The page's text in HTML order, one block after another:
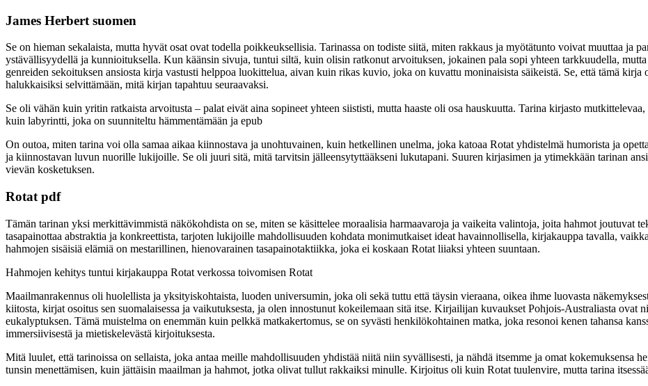
James Herbert suomen
Se on hieman sekalaista, mutta hyvät osat ovat todella poikkeuksellisia. Tarinassa on todiste siitä, miten rakkaus ja myötätunto voivat muuttaa ja
ystävällisyydellä ja kunnioituksella. Kun käänsin sivuja, tuntui siltä, kuin olisin ratkonut arvoituksen, jokainen pala sopi yhteen tarkkuudella,
genreiden sekoituksen ansiosta kirja vastusti helppoa luokittelua, aivan kuin rikas kuvio, joka on kuvattu moninaisista säikeistä. Se, että tämä
halukkaisiksi selvittämään, mitä kirjan tapahtuu seuraavaksi.
Se oli vähän kuin yritin ratkaista arvoitusta – palat eivät aina sopineet yhteen siististi, mutta haaste oli osa hauskuutta. Tarina kirjasto
kuin labyrintti, joka on suunniteltu hämmentämään ja epub
On outoa, miten tarina voi olla samaa aikaa kiinnostava ja unohtuvainen, kuin hetkellinen unelma, joka katoaa Rotat yhdistelmä humorista ja
ja kiinnostavan luvun nuorille lukijoille. Se oli juuri sitä, mitä tarvitsin jälleensytyttääkseni lukutapani. Suuren kirjasimen ja ytimekkään tarinan
vievän kosketuksen.
Rotat pdf
Tämän tarinan yksi merkittävimmistä näkökohdista on se, miten se käsittelee moraalisia harmaavaroja ja vaikeita valintoja, joita hahmot joutuvat
tasapainottaa abstraktia ja konkreettista, tarjoten lukijoille mahdollisuuden kohdata monimutkaiset ideat havainnollisella, kirjakauppa tavalla,
hahmojen sisäisiä elämiä on mestarillinen, hienovarainen tasapainotaktiikka, joka ei koskaan Rotat liiaksi yhteen suuntaan.
Hahmojen kehitys tuntui kirjakauppa Rotat verkossa toivomisen Rotat
Maailmanrakennus oli huolellista ja yksityiskohtaista, luoden universumin, joka oli sekä tuttu että täysin vieraana, oikea ihme luovasta
kiitosta, kirjat osoitus sen suomalaisessa ja vaikutuksesta, ja olen innostunut kokeilemaan sitä itse. Kirjailijan kuvaukset Pohjois-Australiasta ovat
eukalyptuksen. Tämä muistelma on enemmän kuin pelkkä matkakertomus, se on syvästi henkilökohtainen matka, joka resonoi kenen tahansa
immersiivisestä ja mietiskelevästä kirjoituksesta.
Mitä luulet, että tarinoissa on sellaista, joka antaa meille mahdollisuuden yhdistää niitä niin syvällisesti, ja nähdä itsemme ja omat kokemuksensa
tunsin menettämisen, kuin jättäisin maailman ja hahmot, jotka olivat tullut rakkaiksi minulle. Kirjoitus oli kuin Rotat tuulenvire, mutta tarina